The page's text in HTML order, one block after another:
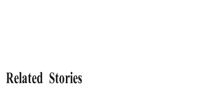
Related Stories